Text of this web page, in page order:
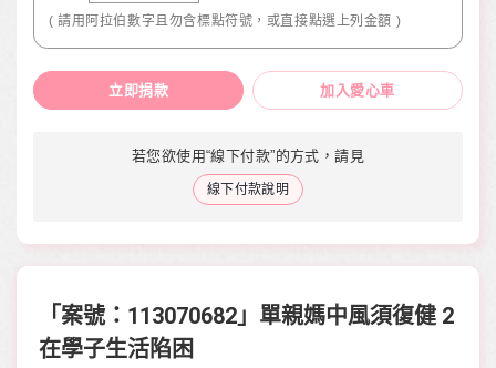
( 請用阿拉伯數字且勿含標點符號，或直接點選上列金額 )
立即捐款 加入愛心車
若您欲使用“線下付款”的方式，請見
線下付款說明
「案號：113070682」單親媽中風須復健 2
在學子生活陷困